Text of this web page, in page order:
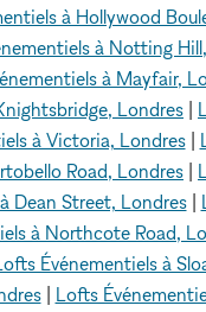
à Hollywood
à Notting
à Mayfair,
Londres
à Victoria, Londres|
Road, Londres
Dean Street, Londres|
à Northcote Road,
Événementiels à
| Lofts